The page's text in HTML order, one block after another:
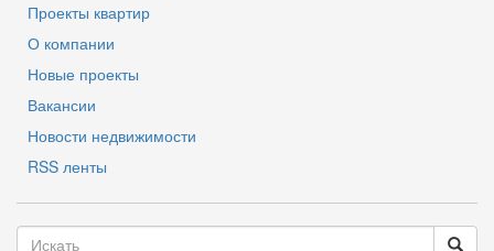
Проекты квартир
О компании
Новые проекты
Вакансии
Новости недвижимости
RSS ленты